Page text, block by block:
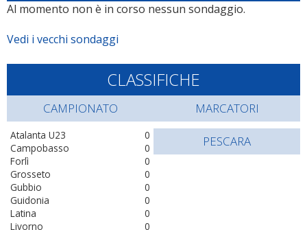
Al momento non è in corso nessun sondaggio.
Vedi i vecchi sondaggi
CLASSIFICHE
CAMPIONATO
0
Atalanta U23
0
Campobasso
0
Forlì
0
Grosseto
0
Gubbio
0
Guidonia
0
Latina
0
Livorno
MARCATORI
PESCARA